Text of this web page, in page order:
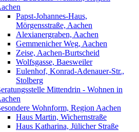
Papst-Johannes-Haus,
Mörgensstraße, Aachen
Alexianergraben, Aachen
Gemmenicher Weg, Aachen
Zeise, Aachen-Burtscheid
Wolfsgasse, Baesweiler
Eulenhof, Konrad-Adenauer-Str.,
Stolberg
Mittendrin - Wohnen in
Wohnform, Region Aachen
Haus Martin, Wichernstraße
Haus Katharina, Jülicher Straße